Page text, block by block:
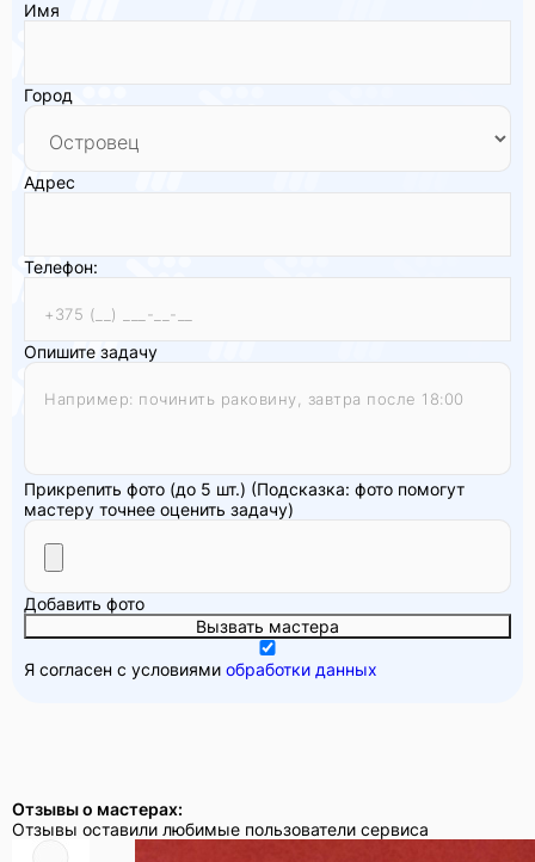
Имя
Город
Адрес
Телефон:
Опишите задачу
Прикрепить фото (до 5 шт.) (Подсказка: фото помогут
мастеру точнее оценить задачу)
Добавить фото
Вызвать мастера
Я согласен с условиями обработки данных
Отзывы о мастерах:
Отзывы оставили любимые пользователи сервиса